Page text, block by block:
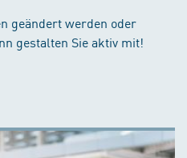
geändert werden oder
gestalten Sie aktiv mit!